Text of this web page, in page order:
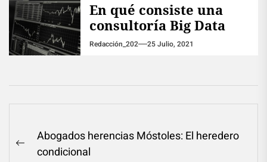
En qué consiste una
consultoría Big Data
Redacción_202 25 Julio, 2021
Navegación
de
Previous
Abogados herencias Móstoles: El heredero
condicional